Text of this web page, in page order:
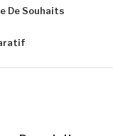
De Souhaits